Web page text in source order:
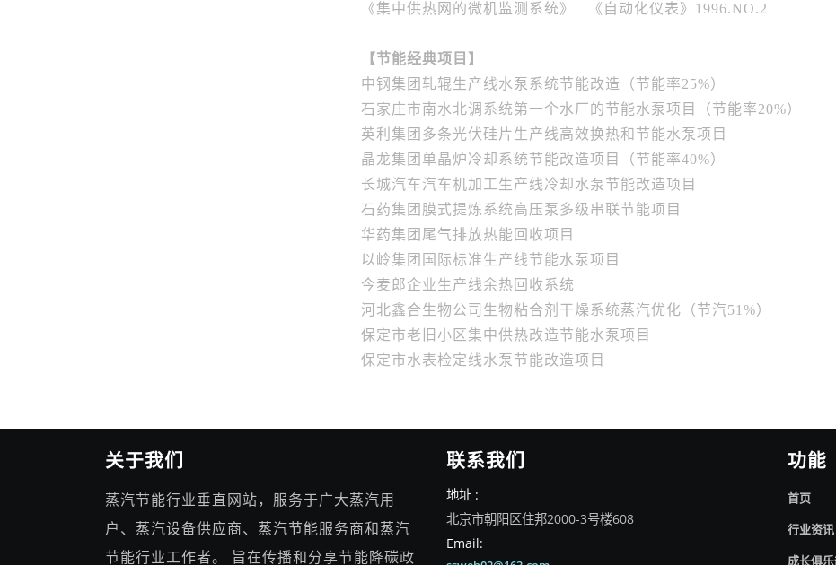
《集中供热网的微机监测系统》 《自动化仪表》1996.NO.2
【节能经典项目】
中钢集团轧辊生产线水泵系统节能改造（节能率25%）
石家庄市南水北调系统第一个水厂的节能水泵项目（节能率20%）
英利集团多条光伏硅片生产线高效换热和节能水泵项目
晶龙集团单晶炉冷却系统节能改造项目（节能率40%）
长城汽车汽车机加工生产线冷却水泵节能改造项目
石药集团膜式提炼系统高压泵多级串联节能项目
华药集团尾气排放热能回收项目
以岭集团国际标准生产线节能水泵项目
今麦郎企业生产线余热回收系统
河北鑫合生物公司生物粘合剂干燥系统蒸汽优化（节汽51%）
保定市老旧小区集中供热改造节能水泵项目
保定市水表检定线水泵节能改造项目
关于我们
蒸汽节能行业垂直网站，服务于广大蒸汽用
户、蒸汽设备供应商、蒸汽节能服务商和蒸汽
节能行业工作者。 旨在传播和分享节能降碳政
联系我们
地址 :
北京市朝阳区住邦2000-3号楼608
Email:
功能
首页
行业资讯
成长俱